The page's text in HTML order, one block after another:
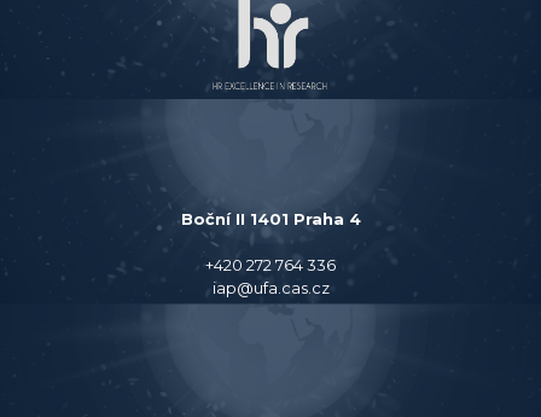
Boční II 1401 Praha 4
+420 272 764 336
iap@ufa.cas.cz